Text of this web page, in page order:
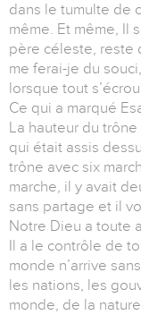
dans le tumulte de
même. Et même, Il
père céleste, reste
me ferai-je du
lorsque tout
Ce qui a marqué
La hauteur du
qui était assis
trône avec six
marche, il y avait
sans partage et il
Notre Dieu a toute
Il a le contrôle de
monde n’arrive
les nations, les
monde, de la